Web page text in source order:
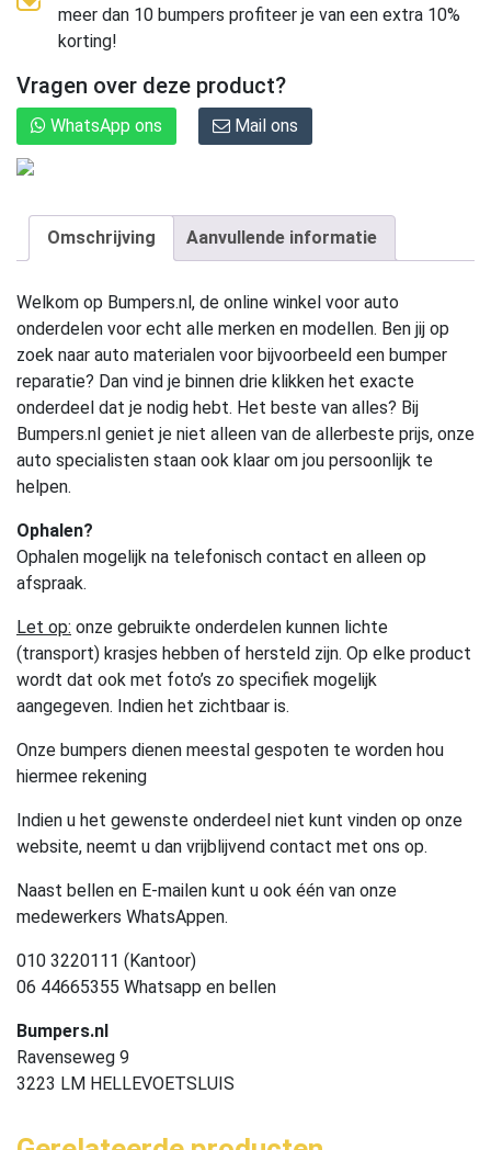
meer dan 10 bumpers profiteer je van een extra 10%
korting!
Vragen over deze product?
WhatsApp ons Mail ons
Omschrijving Aanvullende informatie
Welkom op Bumpers.nl, de online winkel voor auto
onderdelen voor echt alle merken en modellen. Ben jij op
zoek naar auto materialen voor bijvoorbeeld een bumper
reparatie? Dan vind je binnen drie klikken het exacte
onderdeel dat je nodig hebt. Het beste van alles? Bij
Bumpers.nl geniet je niet alleen van de allerbeste prijs, onze
auto specialisten staan ook klaar om jou persoonlijk te
helpen.
Ophalen?
Ophalen mogelijk na telefonisch contact en alleen op
afspraak.
Let op: onze gebruikte onderdelen kunnen lichte
(transport) krasjes hebben of hersteld zijn. Op elke product
wordt dat ook met foto’s zo specifiek mogelijk
aangegeven. Indien het zichtbaar is.
Onze bumpers dienen meestal gespoten te worden hou
hiermee rekening
Indien u het gewenste onderdeel niet kunt vinden op onze
website, neemt u dan vrijblijvend contact met ons op.
Naast bellen en E-mailen kunt u ook één van onze
medewerkers WhatsAppen.
010 3220111 (Kantoor)
06 44665355 Whatsapp en bellen
Bumpers.nl
Ravenseweg 9
3223 LM HELLEVOETSLUIS